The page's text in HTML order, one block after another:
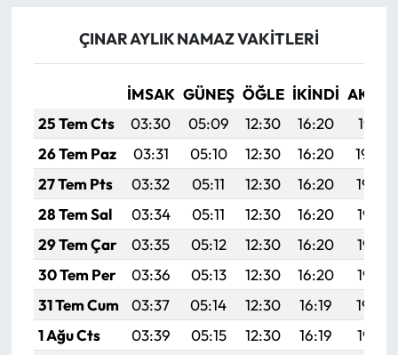
ÇINAR AYLIK NAMAZ VAKITLERI
İMSAK GÜNEŞ ÖĞLE İKINDI
25 Tem Cts
03:30 05:09 12:30 16:20
19:41
26 Tem Paz
03:31 05:10 12:30 16:20
19:40
27 Tem Pts
03:32 05:11 12:30 16:20
19:39
28 Tem Sal
03:34 05:11 12:30 16:20
19:38
29 Tem Çar
03:35 05:12 12:30 16:20
19:38
30 Tem Per
03:36 05:13 12:30 16:20
19:37
31 Tem Cum
03:37 05:14 12:30 16:19
19:36
1 Ağu Cts
03:39 05:15 12:30 16:19
19:35